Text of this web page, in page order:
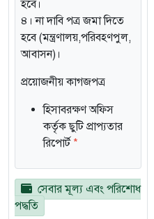
হবে।
৪। না দাবি পত্র জমা দিতে
হবে (মন্ত্রণালয়,পরিবহণপুল,
আবাসন)।
প্রয়োজনীয় কাগজপত্র
হিসাবরক্ষণ অফিস
কর্তৃক ছুটি প্রাপ্যতার
রিপোর্ট *
সেবার মূল্য এবং পরিশোধ
পদ্ধতি